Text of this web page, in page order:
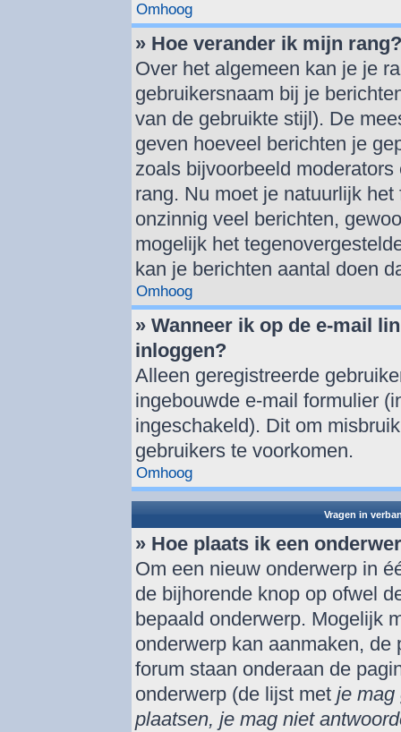
Omhoog
» Hoe verander ik mijn rang?
Over het algemeen kan je je
gebruikersnaam bij je
van de gebruikte stijl). De
geven hoeveel berichten je
zoals bijvoorbeeld
rang. Nu moet je natuurlijk
onzinnig veel berichten,
mogelijk het
kan je berichten aantal doen
Omhoog
» Wanneer ik op de e-mail
inloggen?
Alleen geregistreerde
ingebouwde e-mail formulier
ingeschakeld). Dit om
gebruikers te voorkomen.
Omhoog
Vragen in
» Hoe plaats ik een
Om een nieuw onderwerp in
de bijhorende knop op ofwel
bepaald onderwerp. Mogelijk
onderwerp kan aanmaken,
forum staan onderaan de
onderwerp (de lijst met je mag
plaatsen, je mag niet